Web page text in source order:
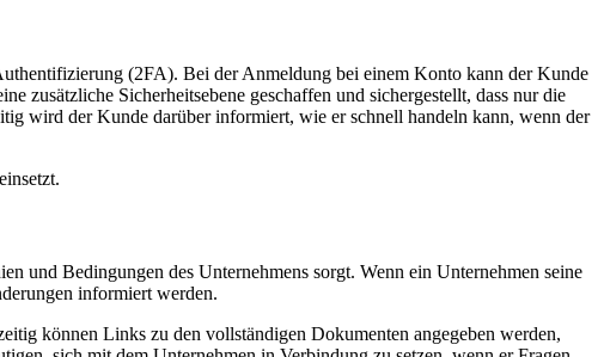
(2FA). Bei der Anmeldung bei einem Konto kann der Kunde
zusätzliche Sicherheitsebene geschaffen und sichergestellt, dass nur die
wird der Kunde darüber informiert, wie er schnell handeln kann, wenn der
und Bedingungen des Unternehmens sorgt. Wenn ein Unternehmen seine
informiert werden.
können Links zu den vollständigen Dokumenten angegeben werden,